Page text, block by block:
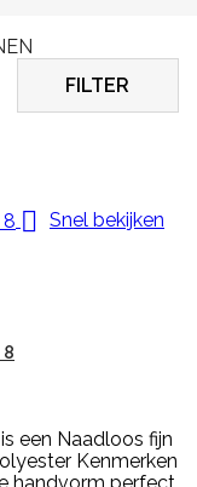
FILTER
 Snel bekijken
8
een Naadloos fijn
Kenmerken